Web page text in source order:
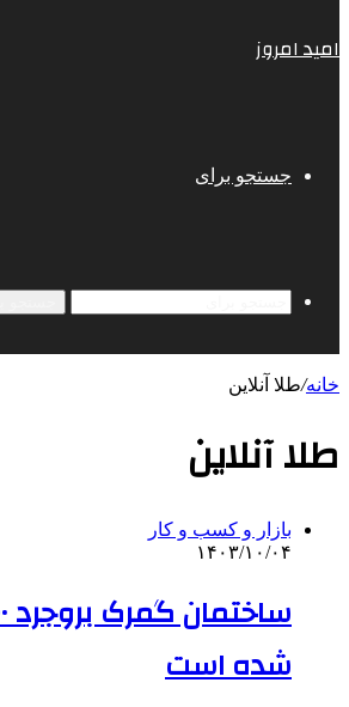
امید امروز
جستجو برای
خانه/طلا آنلاین
طلا آنلاین
بازار و کسب و کار
۱۴۰۳/۱۰/۰۴
شده است